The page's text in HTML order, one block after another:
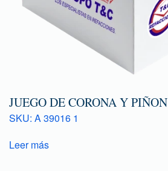
JUEGO DE CORONA Y PIÑON
SKU: A 39016 1
Leer más